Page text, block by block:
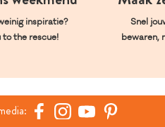
inspiratie?
to the rescue!
Snel
bewaren,